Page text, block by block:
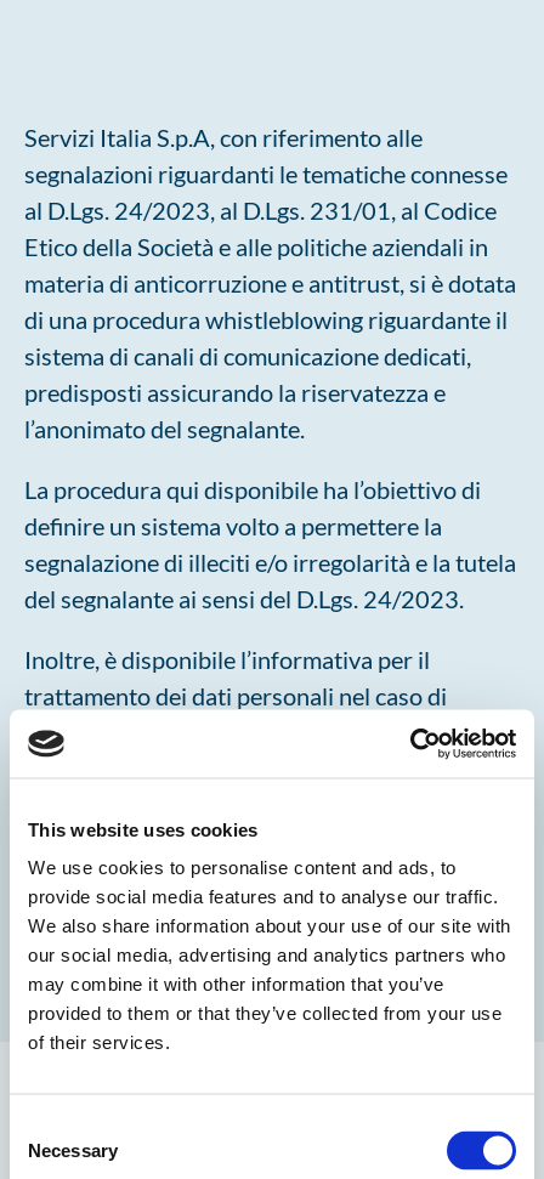
This website uses cookies
We use cookies to personalise content and ads, to
provide social media features and to analyse our traffic.
We also share information about your use of our site with
our social media, advertising and analytics partners who
may combine it with other information that you’ve
provided to them or that they’ve collected from your use
of their services.
Selection
Necessary
Servizi Italia S.p.A, con riferimento alle
segnalazioni riguardanti le tematiche connesse
al D.Lgs. 24/2023, al D.Lgs. 231/01, al Codice
Etico della Società e alle politiche aziendali in
materia di anticorruzione e antitrust, si è dotata
di una procedura whistleblowing riguardante il
sistema di canali di comunicazione dedicati,
predisposti assicurando la riservatezza e
l’anonimato del segnalante.
La procedura qui disponibile ha l’obiettivo di
definire un sistema volto a permettere la
segnalazione di illeciti e/o irregolarità e la tutela
del segnalante ai sensi del D.Lgs. 24/2023.
Inoltre, è disponibile l’informativa per il
trattamento dei dati personali nel caso di
segnalazione di illeciti (whistleblowing).